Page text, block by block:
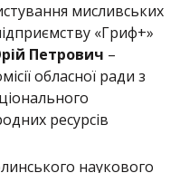
мисливських
«Гриф+»
Петрович –
обласної ради з
ресурсів
наукового